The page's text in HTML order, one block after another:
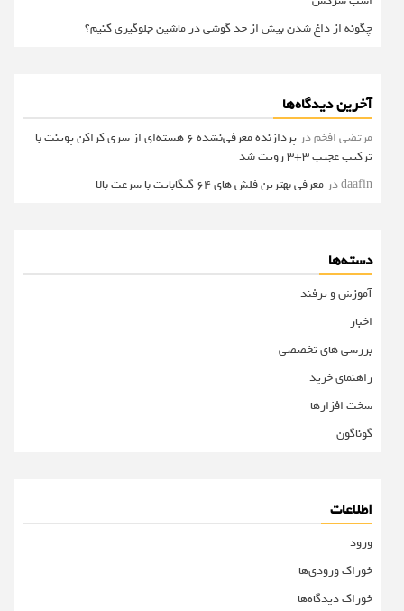
چگونه از داغ شدن بیش از حد گوشی در ماشین جلوگیری کنیم؟
آخرین دیدگاه‌ها
مرتضی افخمدر
پردازنده معرفی‌نشده 6 هسته‌ای از سری کراکن پوینت با
ترکیب عجیب 3+3 رویت شد
daafinدر معرفی بهترین فلش های 64 گیگابایت با سرعت بالا
دسته‌ها
آموزش و ترفند
اخبار
بررسی های تخصصی
راهنمای خرید
سخت افزارها
گوناگون
اطلاعات
ورود
خوراک ورودی‌ها
خوراک دیدگاه‌ها